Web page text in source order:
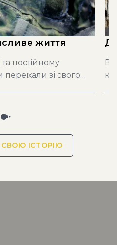
життя
постійному
переїхали зі свого
ІСТОРІЮ